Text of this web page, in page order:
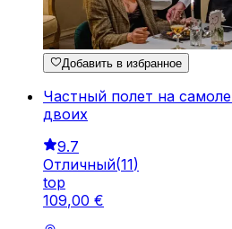
Добавить в избранное
Частный полет на
двоих
9.7
Отличный(11)
top
109,00 €